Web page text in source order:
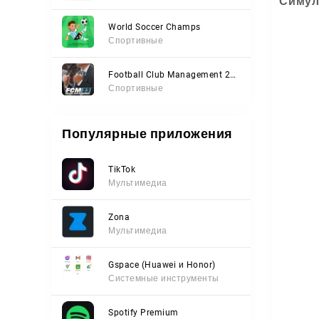
World Soccer Champs
Спортивные
Football Club Management 2023
Спортивные
Популярные приложения
TikTok
Мультимедиа
Zona
Мультимедиа
Gspace (Huawei и Honor)
Системные инструменты
Spotify Premium